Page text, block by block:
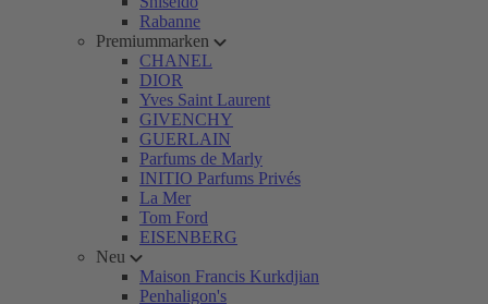
Rabanne
Premiummarken
CHANEL
DIOR
Yves Saint Laurent
GIVENCHY
GUERLAIN
Parfums de Marly
INITIO Parfums Privés
La Mer
Tom Ford
EISENBERG
Neu
Maison Francis Kurkdjian
Penhaligon's